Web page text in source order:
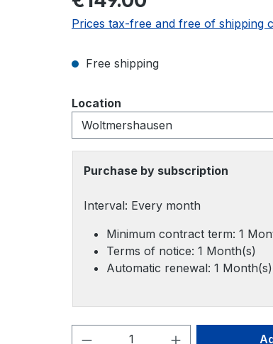
Prices tax-free and free of shipping
Free shipping
Select
Location
Purchase by subscription
Interval: Every month
Minimum contract term: 1
Terms of notice: 1 Month(s)
Automatic renewal: 1 Month(s)
Product Quantity: